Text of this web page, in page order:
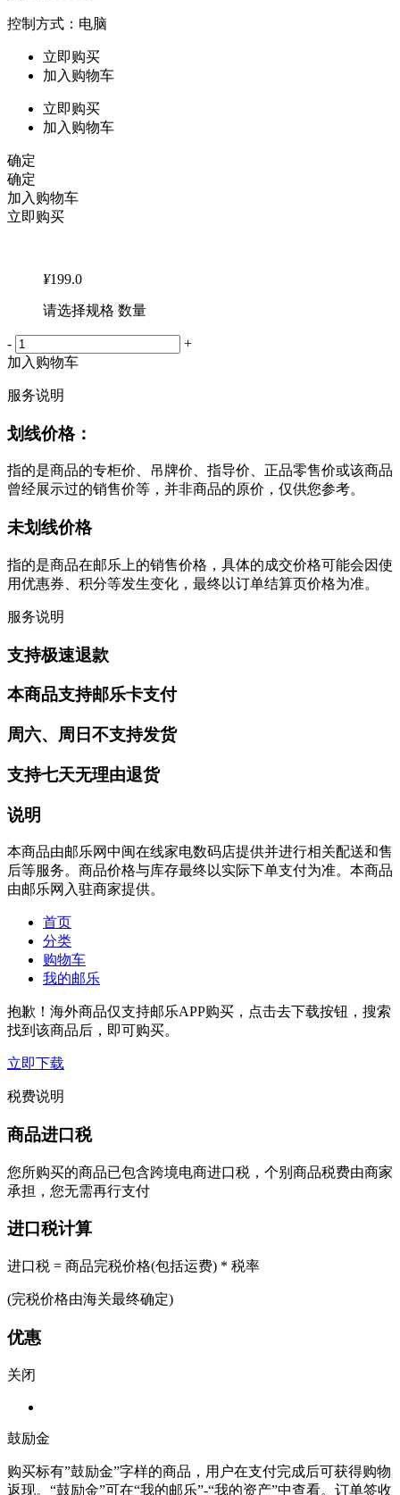
控制方式：电脑
立即购买
加入购物车
立即购买
加入购物车
确定
确定
加入购物车
立即购买
¥199.0
请选择规格 数量
-
+
加入购物车
服务说明
划线价格：
指的是商品的专柜价、吊牌价、指导价、正品零售价或该商品
曾经展示过的销售价等，并非商品的原价，仅供您参考。
未划线价格
指的是商品在邮乐上的销售价格，具体的成交价格可能会因使
用优惠券、积分等发生变化，最终以订单结算页价格为准。
服务说明
支持极速退款
本商品支持邮乐卡支付
周六、周日不支持发货
支持七天无理由退货
说明
本商品由邮乐网中闽在线家电数码店提供并进行相关配送和售
后等服务。商品价格与库存最终以实际下单支付为准。本商品
由邮乐网入驻商家提供。
首页
分类
购物车
我的邮乐
抱歉！海外商品仅支持邮乐APP购买，点击去下载按钮，搜索
找到该商品后，即可购买。
立即下载
税费说明
商品进口税
您所购买的商品已包含跨境电商进口税，个别商品税费由商家
承担，您无需再行支付
进口税计算
进口税 = 商品完税价格(包括运费) * 税率
(完税价格由海关最终确定)
优惠
关闭
鼓励金
购买标有”鼓励金”字样的商品，用户在支付完成后可获得购物
返现。“鼓励金”可在“我的邮乐”-“我的资产”中查看。订单签收